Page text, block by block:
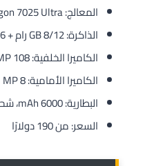
المعالج: Snapdragon 7025 Ultra
الذاكرة: 8/12 GB رام + 128/256 GB تخزين
الكاميرا الخلفية: 108 MP + 8 MP ماكرو
الكاميرا الأمامية: 8 MP
البطارية: 6000 mAh، شحن 35 واط
السعر: من 190 دولارًا